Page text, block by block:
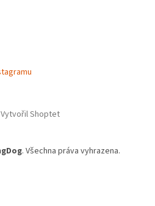
Vytvořil Shoptet
. Všechna práva vyhrazena.